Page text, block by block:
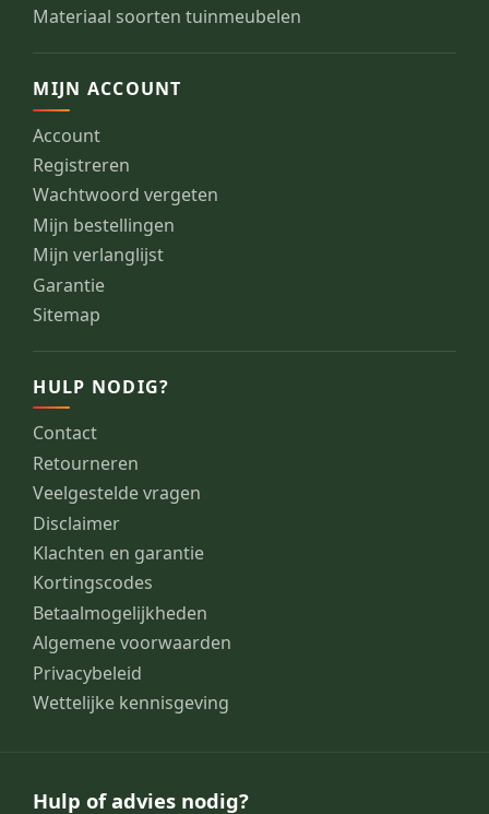
Materiaal soorten tuinmeubelen
MIJN ACCOUNT
Account
Registreren
Wachtwoord vergeten
Mijn bestellingen
Mijn verlanglijst
Garantie
Sitemap
HULP NODIG?
Contact
Retourneren
Veelgestelde vragen
Disclaimer
Klachten en garantie
Kortingscodes
Betaalmogelijkheden
Algemene voorwaarden
Privacybeleid
Wettelijke kennisgeving
Hulp of advies nodig?